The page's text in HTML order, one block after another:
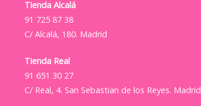
Tienda Alcalá
91 725 87 38
C/ Alcalá, 180. Madrid
Tienda Real
91 651 30 27
C/ Real, 4. San Sebastian de los Reyes. Madrid